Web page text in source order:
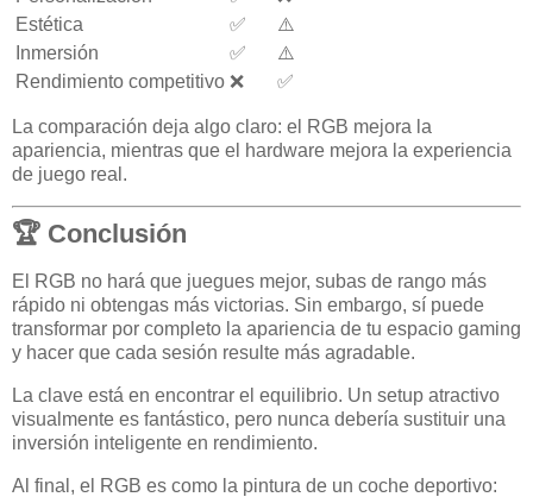
Estética
✅
⚠️
Inmersión
✅
⚠️
Rendimiento competitivo ❌ ✅
La comparación deja algo claro: el RGB mejora la
apariencia, mientras que el hardware mejora la experiencia
de juego real.
🏆 Conclusión
El RGB no hará que juegues mejor, subas de rango más
rápido ni obtengas más victorias. Sin embargo, sí puede
transformar por completo la apariencia de tu espacio gaming
y hacer que cada sesión resulte más agradable.
La clave está en encontrar el equilibrio. Un setup atractivo
visualmente es fantástico, pero nunca debería sustituir una
inversión inteligente en rendimiento.
Al final, el RGB es como la pintura de un coche deportivo: